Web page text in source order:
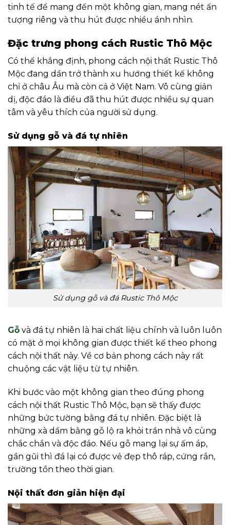
tinh tế để mang đến một không gian, mang nét ấn
tượng riêng và thu hút được nhiều ánh nhìn.
Đặc trưng phong cách Rustic Thô Mộc
Có thể khẳng định, phong cách nội thất Rustic Thô
Mộc đang dần trở thành xu hướng thiết kế không
chỉ ở châu Âu mà còn cả ở Việt Nam. Vô cùng giản
dị, độc đáo là điều đã thu hút được nhiều sự quan
tâm và yêu thích của người sử dụng.
Sử dụng gỗ và đá tự nhiên
Sử dụng gỗ và đá Rustic Thô Mộc
Gỗ và đá tự nhiên là hai chất liệu chính và luôn luôn
có mặt ở mọi không gian được thiết kế theo phong
cách nội thất này. Về cơ bản phong cách này rất
chuộng các vật liệu từ tự nhiên.
Khi bước vào một không gian theo đúng phong
cách nội thất Rustic Thô Mộc, bạn sẽ thấy được
những bức tường bằng đá tự nhiên. Đặc biệt là
những xà dầm bằng gỗ lộ ra khỏi trần nhà vô cùng
chắc chắn và độc đáo. Nếu gỗ mang lại sự ấm áp,
gần gũi thì đá lại có được vẻ đẹp thô ráp, cứng rắn,
trường tồn theo thời gian.
Nội thất đơn giản hiện đại